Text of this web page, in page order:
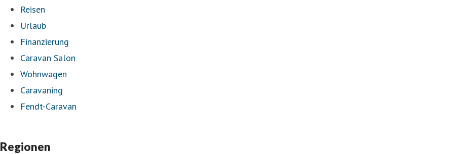
Reisen
Urlaub
Finanzierung
Caravan Salon
Wohnwagen
Caravaning
Fendt-Caravan
Regionen